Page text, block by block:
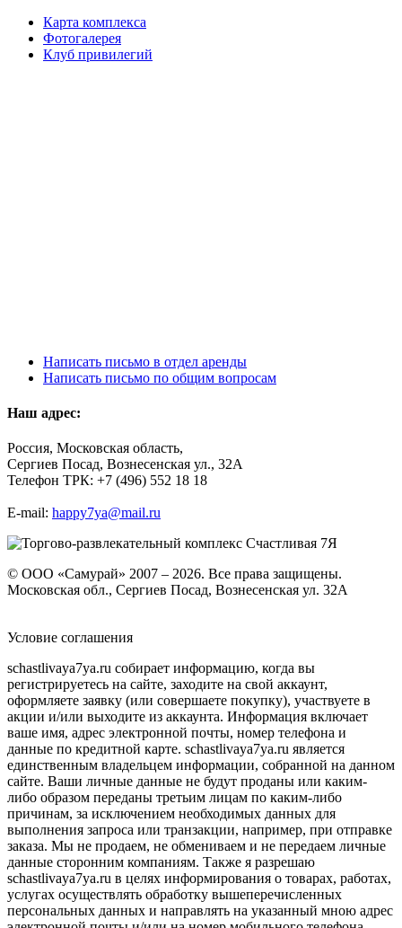
Карта комплекса
Фотогалерея
Клуб привилегий
Написать письмо в отдел аренды
Написать письмо по общим вопросам
Наш адрес:
Россия, Московская область,
Сергиев Посад, Вознесенская ул., 32А
Телефон ТРК: +7 (496) 552 18 18
E-mail: happy7ya@mail.ru
© ООО «Самурай» 2007 – 2026. Все права защищены.
Московская обл., Сергиев Посад, Вознесенская ул. 32А
Условие соглашения
schastlivaya7ya.ru собирает информацию, когда вы
регистрируетесь на сайте, заходите на свой аккаунт,
оформляете заявку (или совершаете покупку), участвуете в
акции и/или выходите из аккаунта. Информация включает
ваше имя, адрес электронной почты, номер телефона и
данные по кредитной карте. schastlivaya7ya.ru является
единственным владельцем информации, собранной на данном
сайте. Ваши личные данные не будут проданы или каким-
либо образом переданы третьим лицам по каким-либо
причинам, за исключением необходимых данных для
выполнения запроса или транзакции, например, при отправке
заказа. Мы не продаем, не обмениваем и не передаем личные
данные сторонним компаниям. Также я разрешаю
schastlivaya7ya.ru в целях информирования о товарах, работах,
услугах осуществлять обработку вышеперечисленных
персональных данных и направлять на указанный мною адрес